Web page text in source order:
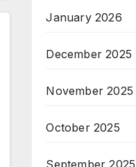
January 2026
December 2025
November 2025
October 2025
September 2025